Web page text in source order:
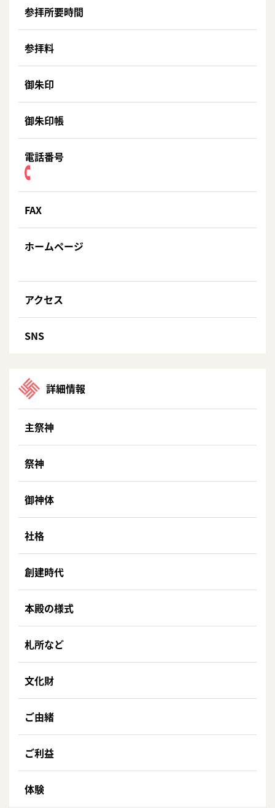
参拝所要時間
参拝料
御朱印
御朱印帳
電話番号
FAX
ホームページ
アクセス
SNS
詳細情報
主祭神
祭神
御神体
社格
創建時代
本殿の様式
札所など
文化財
ご由緒
ご利益
体験